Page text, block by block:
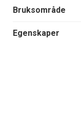
Bruksområde
Egenskaper